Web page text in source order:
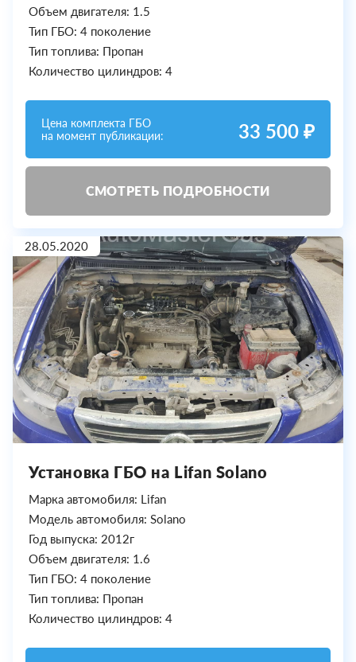
Объем двигателя: 1.5
Тип ГБО: 4 поколение
Тип топлива: Пропан
Количество цилиндров: 4
Цена комплекта ГБО
на момент публикации:
33 500 ₽
СМОТРЕТЬ ПОДРОБНОСТИ
28.05.2020
Установка ГБО на Lifan Solano
Марка автомобиля: Lifan
Модель автомобиля: Solano
Год выпуска: 2012г
Объем двигателя: 1.6
Тип ГБО: 4 поколение
Тип топлива: Пропан
Количество цилиндров: 4